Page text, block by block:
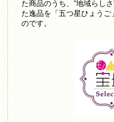
た商品のうち、"地域らし
た逸品を「五つ星ひょうご
のです。